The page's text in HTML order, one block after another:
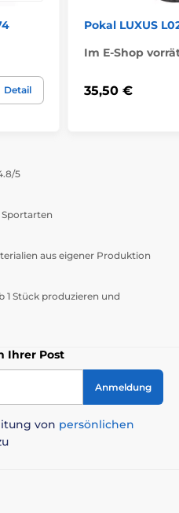
Detail
Pokal LUXUS
Im E-Shop
35,50 €
5
aus eigener Produktion
1 Stück produzieren und
Ihrer Post
Anmeldung
von persönlichen